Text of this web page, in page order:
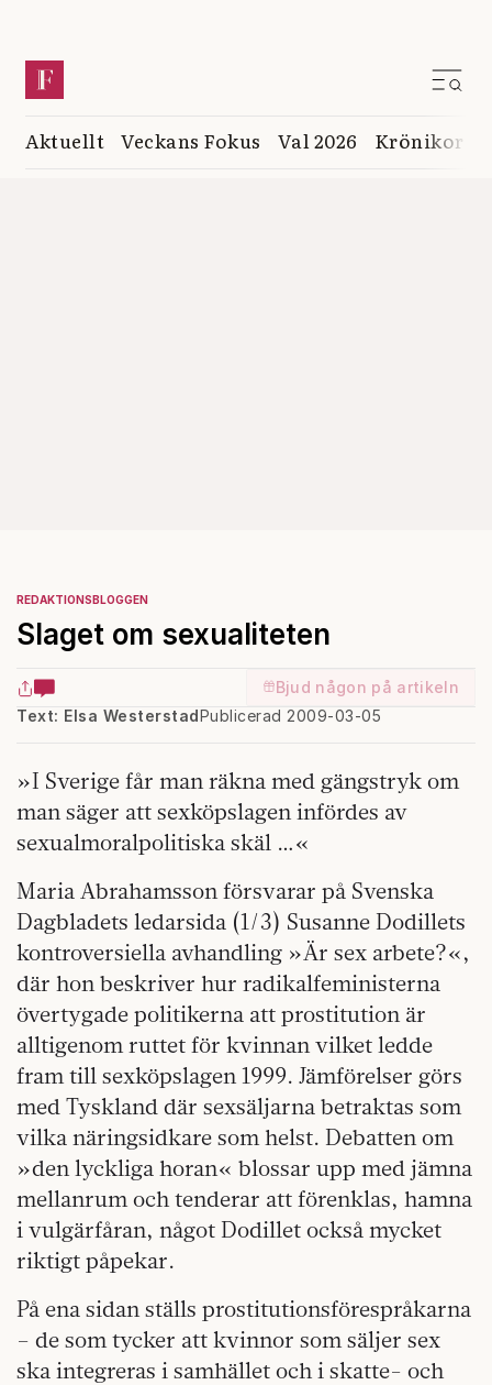
Aktuellt Veckans Fokus Val 2026 Krönikor
REDAKTIONSBLOGGEN
Slaget om sexualiteten
Bjud någon på artikeln
Text: Elsa WesterstadPublicerad 2009-03-05
»I Sverige får man räkna med gängstryk om
man säger att sexköpslagen infördes av
sexualmoralpolitiska skäl …«
Maria Abrahamssonförsvarar på Svenska
Dagbladets ledarsida (1/3) Susanne Dodillets
kontroversiella avhandling »Är sex arbete?«,
där hon beskriver hur radikalfeministerna
övertygade politikerna att prostitution är
alltigenom ruttet för kvinnan vilket ledde
fram till sexköpslagen 1999. Jämförelser görs
med Tyskland där sexsäljarna betraktas som
vilka näringsidkare som helst. Debatten om
»den lyckliga horan« blossar upp med jämna
mellanrum och tenderar att förenklas, hamna
i vulgärfåran, något Dodillet också mycket
riktigt påpekar.
På ena sidan ställs prostitutionsförespråkarna
– de som tycker att kvinnor som säljer sex
ska integreras i samhället och i skatte- och